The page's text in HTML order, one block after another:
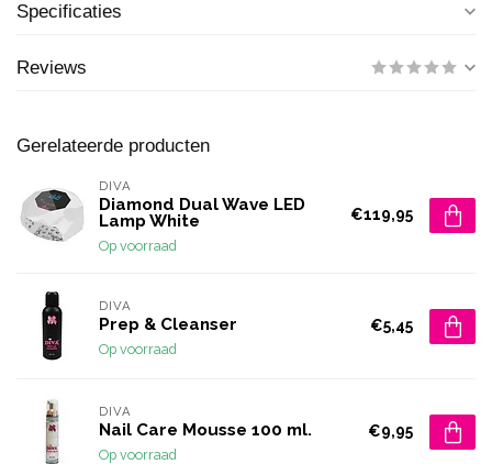
Specificaties
Reviews
Gerelateerde producten
DIVA
Diamond Dual Wave LED
Lamp White
Op voorraad
€119,95
DIVA
Prep & Cleanser
Op voorraad
€5,45
DIVA
Nail Care Mousse 100 ml.
Op voorraad
€9,95